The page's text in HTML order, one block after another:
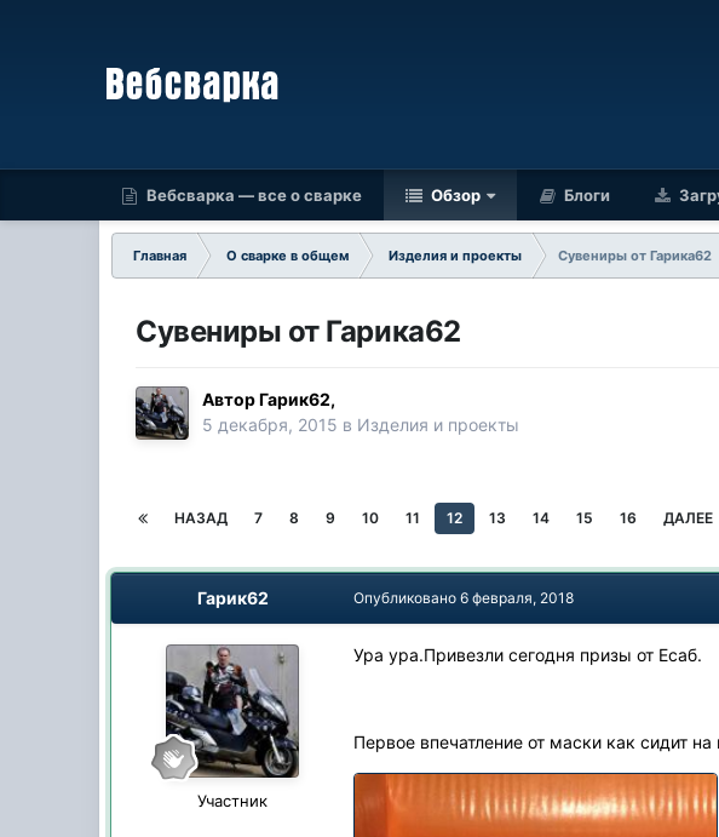
Вебсварка — все о сварке Обзор Блоги
Главная О сварке в общем Изделия и проекты Сувениры от Гарика62
Сувениры от Гарика62
АвторГарик62,
5 декабря, 2015 в Изделия и проекты
НАЗАД 7 8 9 10 11 12 13 14 15 16 ДАЛЕЕ
Гарик62
Участник
Опубликовано6 февраля, 2018
Ура ура.Привезли сегодня призы от Есаб.
Первое впечатление от маски как сидит